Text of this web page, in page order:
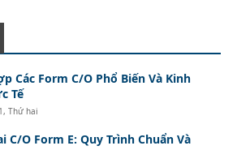
Các Form C/O Phổ Biến Và Kinh
Tế
Thứ hai
C/O Form E: Quy Trình Chuẩn Và